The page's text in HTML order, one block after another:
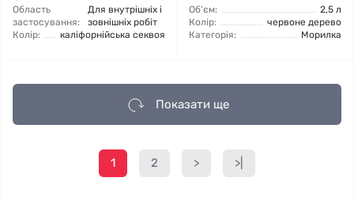
Область
застосування:
Для внутрішніх і
зовнішніх робіт
Колір:
каліфорнійська секвоя
Об'єм:
2,5 л
Колір:
червоне дерево
Категорія:
Морилка
Показати ще
1 2 > >|